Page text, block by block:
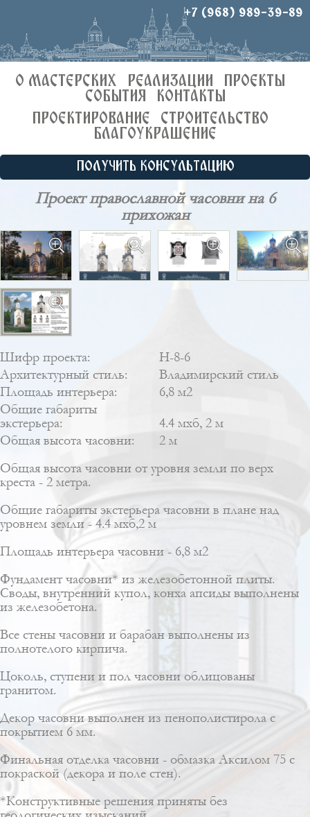
+7 (968) 989-39-89
О МАСТЕРСКИХ РЕАЛИЗАЦИИ
ПРОЕКТЫ
СОБЫТИЯ
КОНТАКТЫ
ПРОЕКТИРОВАНИЕ
СТРОИТЕЛЬСТВО
БЛАГОУКРАШЕНИЕ
ПОЛУЧИТЬ КОНСУЛЬТАЦИЮ
Проект православной часовни на 6
прихожан
Шифр проекта:
Н-8-6
Архитектурный стиль:
Владимирский стиль
Площадь интерьера:
6,8 м2
Общие габариты
экстерьера:
4.4 мхб, 2 м
Общая высота часовни:
2 м
Общая высота часовни от уровня земли по верх
креста - 2 метра.
Общие габариты экстерьера часовни в плане над
уровнем земли - 4.4 мхб,2 м
Площадь интерьера часовни - 6,8 м2
Фундамент часовни* из железобетонной плиты.
Своды, внутренний купол, конха апсиды выполнены
из железобетона.
Все стены часовни и барабан выполнены из
полнотелого кирпича.
Цоколь, ступени и пол часовни облицованы
гранитом.
Декор часовни выполнен из пенополистирола с
покрытием 6 мм.
Финальная отделка часовни - обмазка Аксилом 75 с
покраской (декора и поле стен).
*Конструктивные решения приняты без